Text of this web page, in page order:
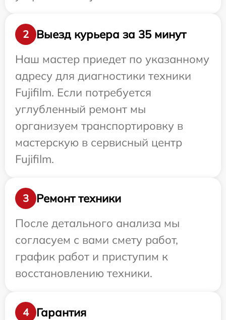
2
Выезд курьера за 35 минут
Наш мастер приедет по указанному
адресу для диагностики техники
Fujifilm. Если потребуется
углубленный ремонт мы
организуем транспортировку в
мастерскую в сервисный центр
Fujifilm.
3
Ремонт техники
После детального анализа мы
согласуем с вами смету работ,
график работ и приступим к
восстановлению техники.
4
Гарантия